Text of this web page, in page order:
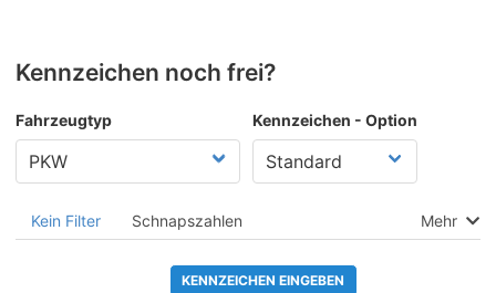
Kennzeichen noch frei?
Fahrzeugtyp Kennzeichen - Option
Kein Filter Schnapszahlen Mehr
KENNZEICHEN EINGEBEN